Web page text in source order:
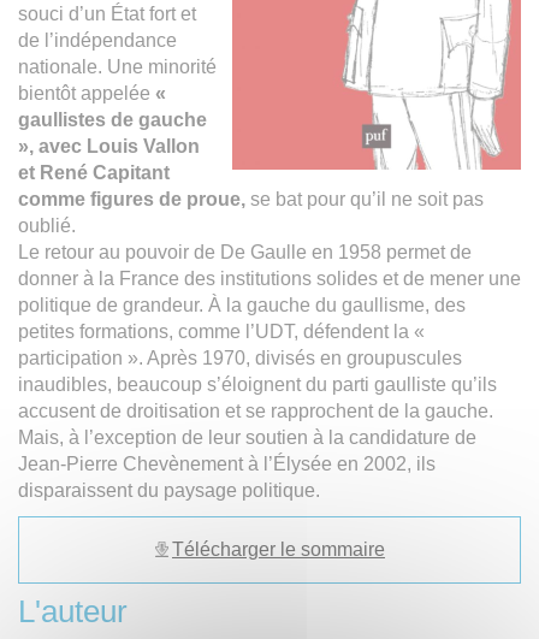
souci d’un État fort et
de l’indépendance
nationale. Une minorité
bientôt appelée «
gaullistes de gauche
», avec Louis Vallon
et René Capitant
comme figures de proue, se bat pour qu’il ne soit pas
oublié.
Le retour au pouvoir de De Gaulle en 1958 permet de
donner à la France des institutions solides et de mener une
politique de grandeur. À la gauche du gaullisme, des
petites formations, comme l’UDT, défendent la «
participation ». Après 1970, divisés en groupuscules
inaudibles, beaucoup s’éloignent du parti gaulliste qu’ils
accusent de droitisation et se rapprochent de la gauche.
Mais, à l’exception de leur soutien à la candidature de
Jean-Pierre Chevènement à l’Élysée en 2002, ils
disparaissent du paysage politique.
Télécharger le sommaire
L'auteur